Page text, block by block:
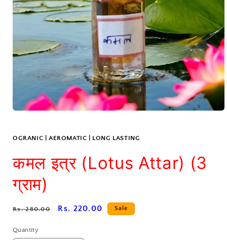
in
OGRANIC | AEROMATIC | LONG LASTING
कमल इत्र (Lotus Attar) (3
ग्राम)
Regular
Rs. 280.00
Sale
Rs. 220.00 Sale
Quantity